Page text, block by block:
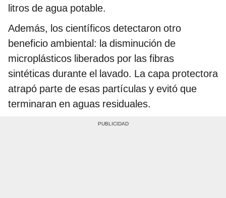
litros de agua potable.
Además, los científicos detectaron otro
beneficio ambiental: la disminución de
microplásticos liberados por las fibras
sintéticas durante el lavado. La capa protectora
atrapó parte de esas partículas y evitó que
terminaran en aguas residuales.